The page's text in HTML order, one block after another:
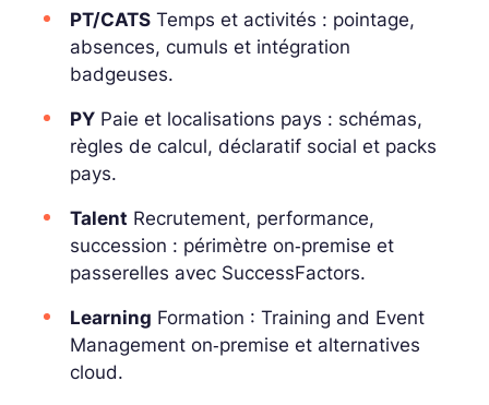
PT/CATS Temps et activités : pointage,
absences, cumuls et intégration
badgeuses.
PY Paie et localisations pays : schémas,
règles de calcul, déclaratif social et packs
pays.
Talent Recrutement, performance,
succession : périmètre on‑premise et
passerelles avec SuccessFactors.
Learning Formation : Training and Event
Management on‑premise et alternatives
cloud.